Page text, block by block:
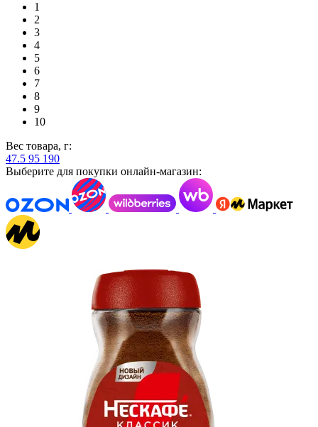
1
2
3
4
5
6
7
8
9
10
Вес товара, г:
47.5 95 190
Выберите для покупки онлайн-магазин: